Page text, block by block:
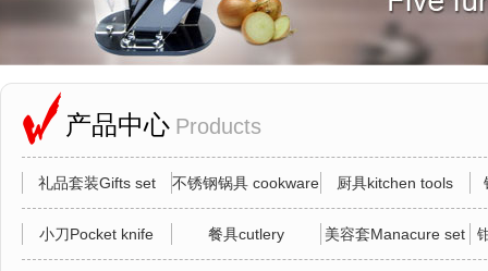
产品中心 Products
礼品套装Gifts set 不锈钢锅具 cookware 厨具kitchen tools
小刀Pocket knife 餐具cutlery 美容套Manacure set